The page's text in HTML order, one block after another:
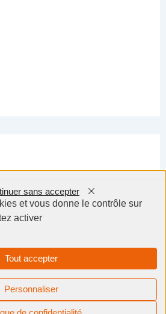
Besoin d'aide ?
réservés - Création site internet Dijon BWA
Agence
et vous donne le contrôle sur
activer
Tout accepter
sans accepter
Personnaliser